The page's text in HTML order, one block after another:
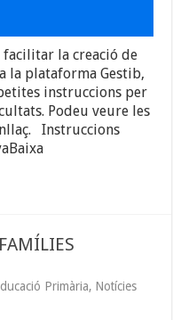
facilitar la creació de
la plataforma Gestib,
instruccions per
Podeu veure les
Instruccions
Primària, Notícies